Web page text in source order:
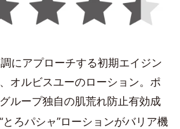
にアプローチする初期エイジン
オルビスユーのローション。ポ
ループ独自の肌荒れ防止有効成
とろパシャ”ローションがバリア機